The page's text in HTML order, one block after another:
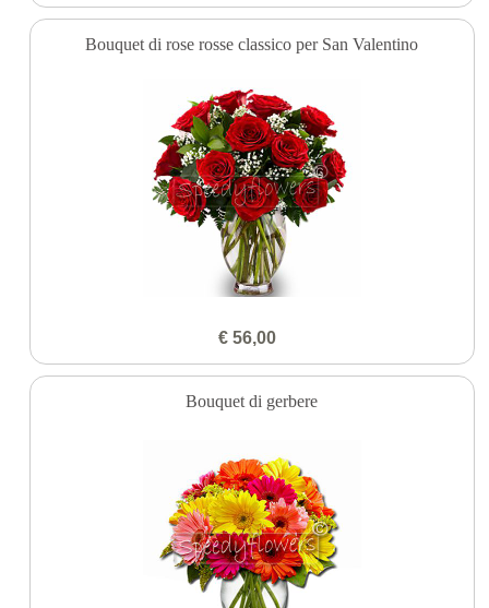
Bouquet di rose rosse classico per San Valentino
€ 56,00
Bouquet di gerbere